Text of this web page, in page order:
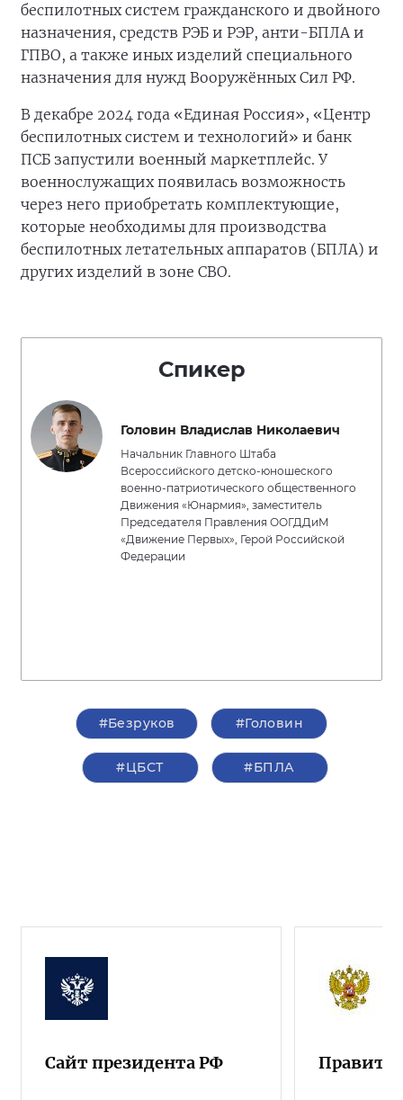
беспилотных систем гражданского и двойного
назначения, средств РЭБ и РЭР, анти-БПЛА и
ГПВО, а также иных изделий специального
назначения для нужд Вооружённых Сил РФ.
В декабре 2024 года «Единая Россия», «Центр
беспилотных систем и технологий» и банк
ПСБ запустили военный маркетплейс. У
военнослужащих появилась возможность
через него приобретать комплектующие,
которые необходимы для производства
беспилотных летательных аппаратов (БПЛА) и
других изделий в зоне СВО.
Спикер
Головин Владислав Николаевич
Начальник Главного Штаба
Всероссийского детско-юношеского
военно-патриотического общественного
Движения «Юнармия», заместитель
Председателя Правления ООГДДиМ
«Движение Первых», Герой Российской
Федерации
#Безруков #Головин
#ЦБСТ #БПЛА
Сайт президента РФ